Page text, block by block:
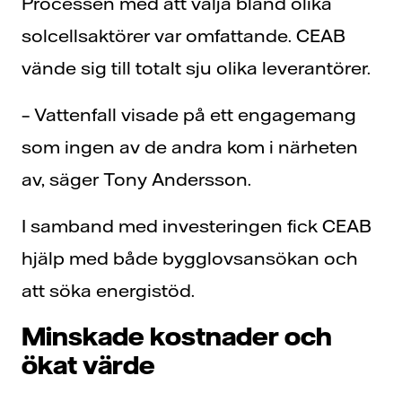
solcellsaktörer var omfattande. CEAB
vände sig till totalt sju olika leverantörer.
– Vattenfall visade på ett engagemang
som ingen av de andra kom i närheten
av, säger Tony Andersson.
I samband med investeringen fick CEAB
hjälp med både bygglovsansökan och
att söka energistöd.
Minskade kostnader och
ökat värde